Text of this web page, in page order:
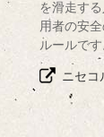
を滑走す
用者の安
ルールです
ニセコ